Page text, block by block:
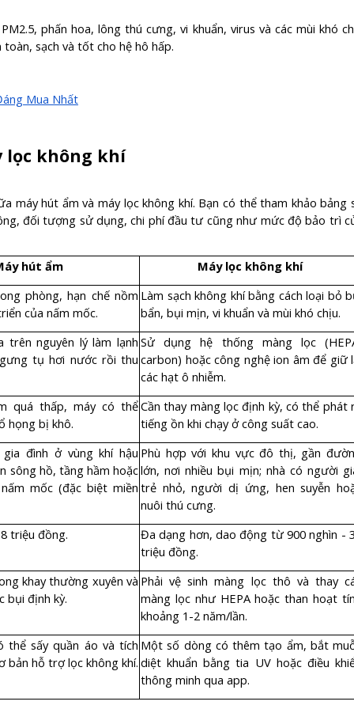
phấn hoa, lông thú cưng, vi khuẩn, virus và các mùi khó
sạch và tốt cho hệ hô hấp.
Mua Nhất
lọc không khí
máy hút ẩm và máy lọc không khí. Bạn có thể tham khảo bảng
đối tượng sử dụng, chi phí đầu tư cũng như mức độ bảo trì
hút ẩm
Máy lọc không khí
phòng, hạn chế nồm
của nấm mốc.
Làm sạch không khí bằng cách loại bỏ
bẩn, bụi mịn, vi khuẩn và mùi khó chịu.
trên nguyên lý làm lạnh
tụ hơi nước rồi thu
Sử dụng hệ thống màng lọc
carbon) hoặc công nghệ ion âm để giữ
các hạt ô nhiễm.
quá thấp, máy có thể
họng bị khô.
Cần thay màng lọc định kỳ, có thể phát
tiếng ồn khi chạy ở công suất cao.
đình ở vùng khí hậu
sông hồ, tầng hầm hoặc
mốc (đặc biệt miền
Phù hợp với khu vực đô thị, gần
lớn, nơi nhiều bụi mịn; nhà có người
trẻ nhỏ, người dị ứng, hen suyễn
nuôi thú cưng.
triệu đồng.
Đa dạng hơn, dao động từ 900 nghìn -
triệu đồng.
khay thường xuyên và
bụi định kỳ.
Phải vệ sinh màng lọc thô và thay
màng lọc như HEPA hoặc than hoạt
khoảng 1-2 năm/lần.
thể sấy quần áo và tích
bản hỗ trợ lọc không khí.
Một số dòng có thêm tạo ẩm, bắt
diệt khuẩn bằng tia UV hoặc điều
thông minh qua app.